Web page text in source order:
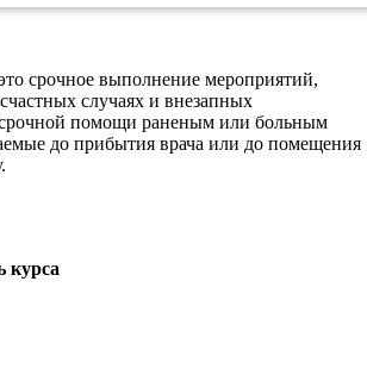
срочное выполнение мероприятий,
случаях и внезапных
помощи раненым или больным
до прибытия врача или до помещения
курса